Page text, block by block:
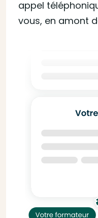
appel
vous, en amont